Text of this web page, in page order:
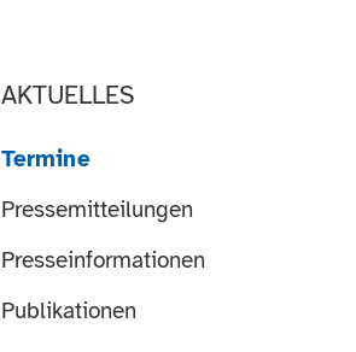
AKTUELLES
Termine
Pressemitteilungen
Presseinformationen
Publikationen